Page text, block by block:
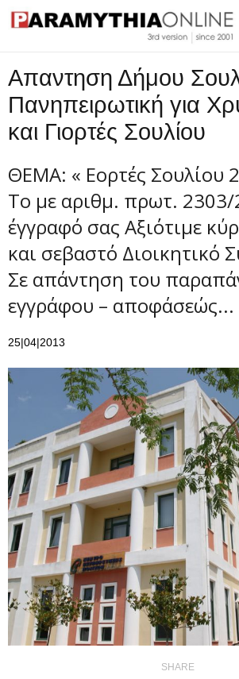
Ροή
Απαντηση Δήμου
Πανηπειρωτική για
και Γιορτές Σουλίου
ΘΕΜΑ: « Εορτές Σουλίου
Το με αριθμ. πρωτ.
έγγραφό σας Αξιότιμε
και σεβαστό Διοικητικό
Σε απάντηση του
εγγράφου – αποφάσεώς...
25|04|2013
SHARE